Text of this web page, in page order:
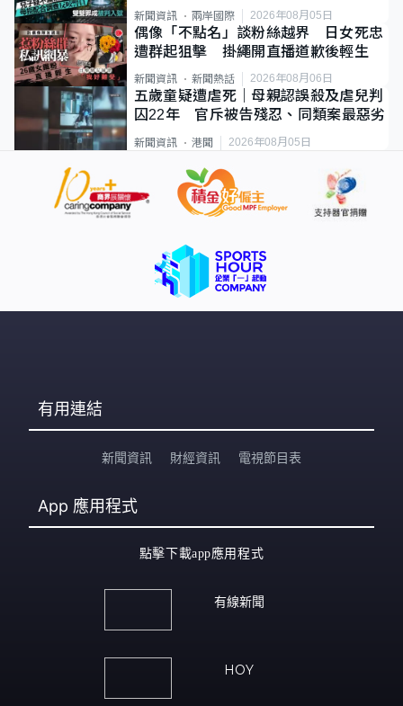
新聞資訊 兩岸國際 2026年08月05日
偶像「不點名」談粉絲越界 日女死忠
遭群起狙擊 掛繩開直播道歉後輕生
新聞資訊 新聞熱話 2026年08月06日
五歲童疑遭虐死｜母親認誤殺及虐兒判
囚22年 官斥被告殘忍、同類案最惡劣
新聞資訊 港聞 2026年08月05日
有用連結
新聞資訊 財經資訊 電視節目表
App 應用程式
點擊下載app應用程式
有線新聞
HOY